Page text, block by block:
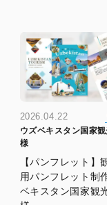
2026.04.22
ウズベキスタン国家
様
【パンフレット】
用パンフレット制
ベキスタン国家観